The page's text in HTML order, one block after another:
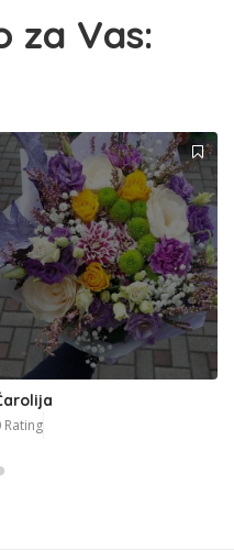
za Vas:
Rating